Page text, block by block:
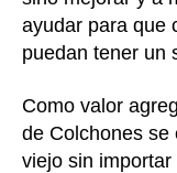
ayudar para que
puedan tener un
Como valor
de Colchones se
viejo sin